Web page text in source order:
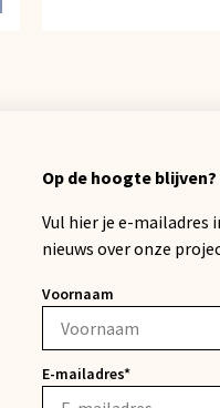
Op de hoogte blijven?
Vul hier je e-mailadres
nieuws over onze
Voornaam
E-mailadres*